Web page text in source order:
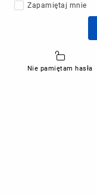
Zapamiętaj mnie
Nie pamiętam hasła